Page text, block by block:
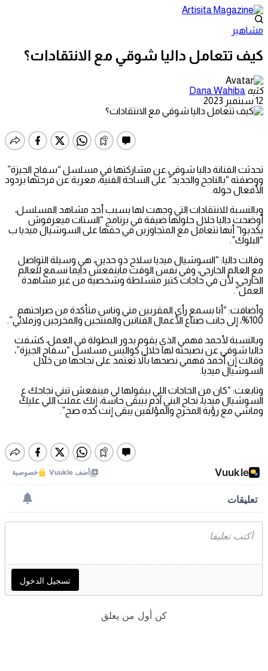
مشاهير
كيف تتعامل داليا شوقي مع الانتقادات؟
كتبه Dana Wahiba
12 سبتمبر 2023
تحدثت الفنانة داليا شوقي عن مشاركتها في مسلسل “سفاح الجيزة”
ووصفته “بالناجح والجديد” على الساحة الفنية، معربة عن فرحتها بردود
الأفعال حوله.
وبالنسبة للانتقادات التي وجهت لها بسبب أحد مشاهد المسلسل،
أوضحت داليا خلال حلولها ضيفة في برنامج “الستات ميعرفوش
يكدبوا” أنها تتعامل مع المتجاوزين في حقها على السوشيال ميديا ب
“البلوك”.
وقالت داليا: “السوشيال ميديا سلاح ذو حدين، هي وسيلة التواصل
مع العالم الخارجي، وفي نفس الوقت ماينفعش دايما نسمع للعالم
الخارجي، لأن في حاجات كتير متسلطة وشخصية من غير مشاهدة
العمل”.
وأضافت: “أنا بسمع رأي المقربين مني وناس متأكدة من صراحتهم
100%، إلى جانب صناع الأعمال الفنانين والمنتجين والمخرجين وزملائي”.
وبالنسبة لأحمد فهمي الذي يقوم بدور البطولة في العمل، كشفت
داليا شوقي عن نصيحته لها خلال كواليس مسلسل “سفاح الجيزة”،
وقالت إن أحمد فهمي نصحها بألا تعتمد على نجاحها من خلال
السوشيال ميديا.
وتابعت: “كان من الحاجات اللي بيقولها لي مينفعش تبني نجاحك ع
السوشيال ميديا، نجاح البني آدم بيبقى حاسة، إنك عملت اللي عليك
وماشي مع رؤية المخرج والمؤلفين يبقى إنت كده صح”.